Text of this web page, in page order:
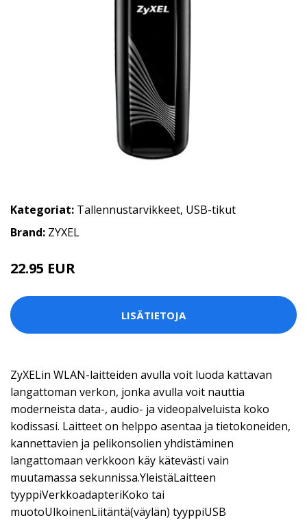
Kategoriat: Tallennustarvikkeet, USB-tikut
Brand: ZYXEL
22.95 EUR
LISÄTIETOJA
ZyXELin WLAN-laitteiden avulla voit luoda kattavan
langattoman verkon, jonka avulla voit nauttia
moderneista data-, audio- ja videopalveluista koko
kodissasi. Laitteet on helppo asentaa ja tietokoneiden,
kannettavien ja pelikonsolien yhdistäminen
langattomaan verkkoon käy kätevästi vain
muutamassa sekunnissa.YleistäLaitteen
tyyppiVerkkoadapteriKoko tai
muotoUlkoinenLiitäntä(väylän) tyyppiUSB